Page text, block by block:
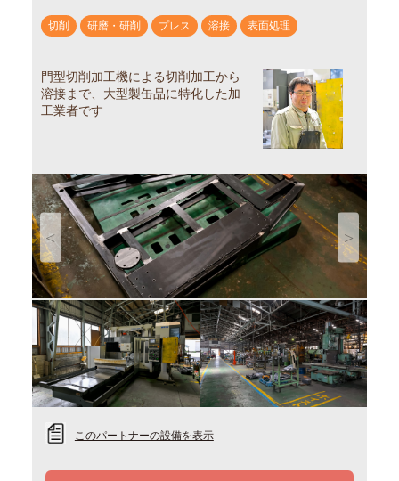
切削 研磨・研削 プレス 溶接 表面処理
門型切削加工機による切削加工から
溶接まで、大型製缶品に特化した加
工業者です
Previous Next
このパートナーの設備を表示